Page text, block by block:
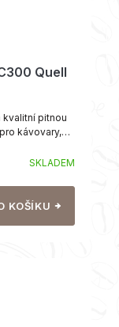
Quell
SKLADEM
KOŠÍKU
kvalitní pitnou
kávovary,